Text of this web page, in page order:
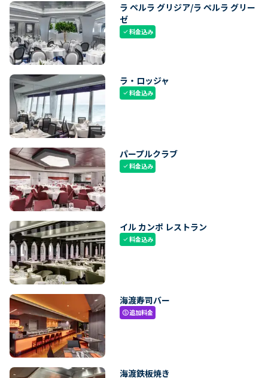
ラ ペルラ グリジア/ラ ペルラ グリー
ゼ
check料金込み
ラ・ロッジャ
check料金込み
パープルクラブ
check料金込み
イル カンポ レストラン
check料金込み
海渡寿司バー
paid追加料金
海渡鉄板焼き